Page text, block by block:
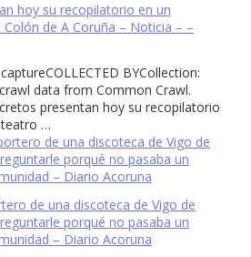
hoy su recopilatorio en un
de A Coruña – Noticia – –
BYCollection:
data from Common Crawl.
presentan hoy su recopilatorio
teatro …
de una discoteca de Vigo de
porqué no pasaba un
– Diario Acoruna